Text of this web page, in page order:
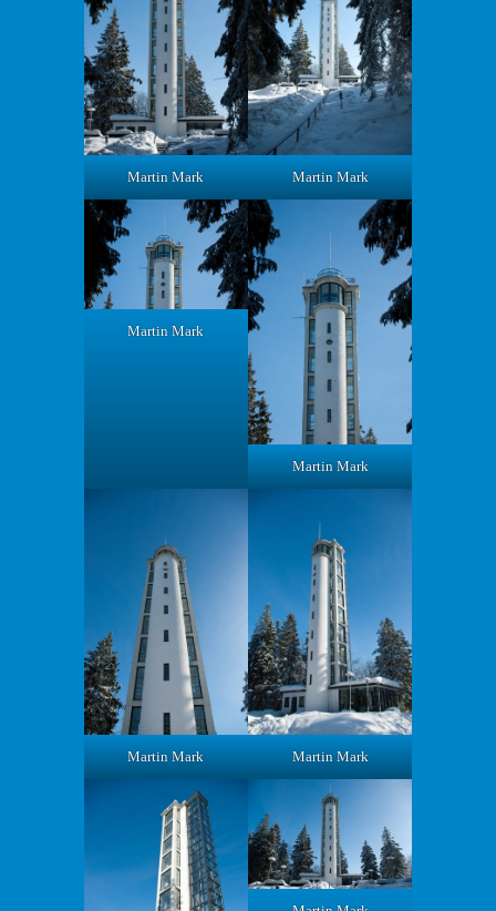
Martin Mark Martin Mark
Martin Mark
Martin Mark
Martin Mark Martin Mark